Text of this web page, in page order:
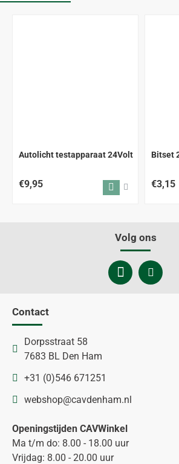
Autolicht testapparaat 24Volt
€9,95
Bitset
€3,15
Volg ons
Contact
Dorpsstraat 58
7683 BL Den Ham
+31 (0)546 671251
webshop@cavdenham.nl
Openingstijden CAVWinkel
Ma t/m do: 8.00 - 18.00 uur
Vrijdag: 8.00 - 20.00 uur